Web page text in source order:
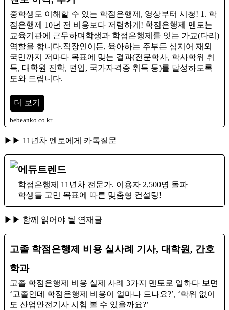
중학생도 이해할 수 있는 학점은행제, 영상부터 시청! 1. 학
점은행제 10년 전 비용보다 저렴하게! 학점은행제 멘토는
교육기관에 근무하며학생과 학점은행제를 잇는 가교(다리)
역할을 합니다.​직장인이든, 육아하는 주부든 심지어 재외
국민까지 저마다 목표에 맞는 결과(전문학사, 학사학위 취
득, 대학원 진학, 편입, 국가자격증 취득 등)를 달성하도록
도와 드립니다.​
더 보기
bebeanko.co.kr
▶▶ 11년차 멘토에게 카톡질문
에듀트렌드
학점은행제 11년차 전문가. 이용자 2,500명 돌파
학생들 고민 목표에 따른 맞춤형 컨설팅!
▶▶ 함께 읽어야 될 연재글
고졸 학점은행제 비용 실사례 기사, 대학원, 간호
학과
고졸 학점은행제 비용 실제 사례 3가지 멘토로 일하다 보면
‘고졸인데 학점은행제 비용이 얼마나 드나요?’, ‘학위 없이
도 산업안전기사 시험 볼 수 있을까요?’